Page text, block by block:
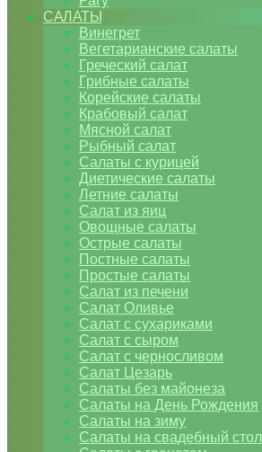
САЛАТЫ
Винегрет
Вегетарианские салаты
Греческий салат
Грибные салаты
Корейские салаты
Крабовый салат
Мясной салат
Рыбный салат
Салаты с курицей
Диетические салаты
Летние салаты
Салат из яиц
Овощные салаты
Острые салаты
Постные салаты
Простые салаты
Салат из печени
Салат Оливье
Салат с сухариками
Салат с сыром
Салат с черносливом
Салат Цезарь
Салаты без майонеза
Салаты на День Рождения
Салаты на зиму
Салаты на свадебный стол